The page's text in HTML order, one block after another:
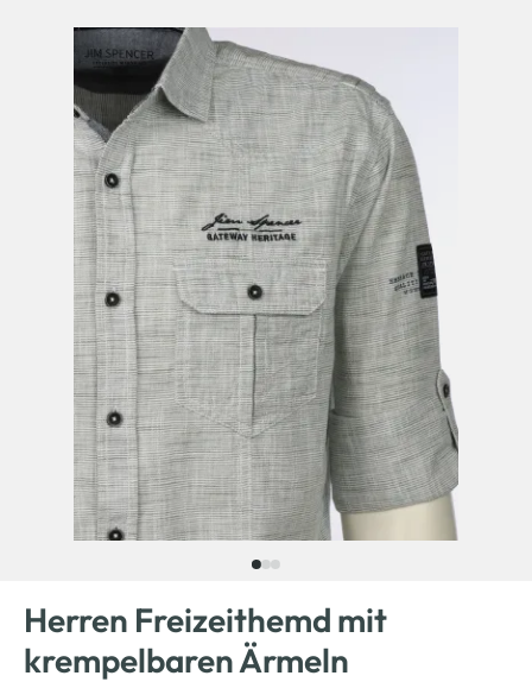
Herren Freizeithemd mit
krempelbaren Ärmeln